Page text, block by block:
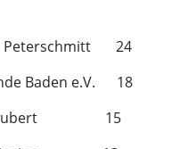
Peterschmitt 24
Baden e.V. 18
15